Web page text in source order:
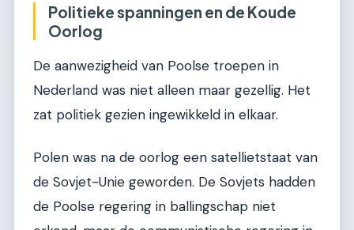
Politieke spanningen en de Koude
Oorlog
De aanwezigheid van Poolse troepen in
Nederland was niet alleen maar gezellig. Het
zat politiek gezien ingewikkeld in elkaar.
Polen was na de oorlog een satellietstaat van
de Sovjet-Unie geworden. De Sovjets hadden
de Poolse regering in ballingschap niet